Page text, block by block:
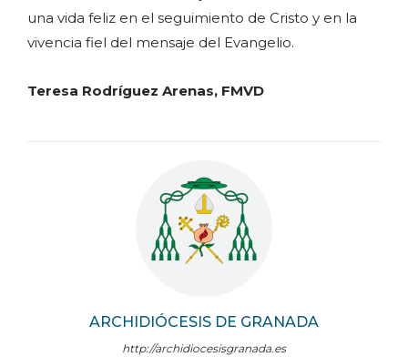
ARCHIDIÓCESIS DE GRANADA
http://archidiocesisgranada.es
una vida feliz en el seguimiento de Cristo y en la
vivencia fiel del mensaje del Evangelio.
Teresa Rodríguez Arenas, FMVD